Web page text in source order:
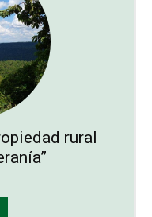
rural